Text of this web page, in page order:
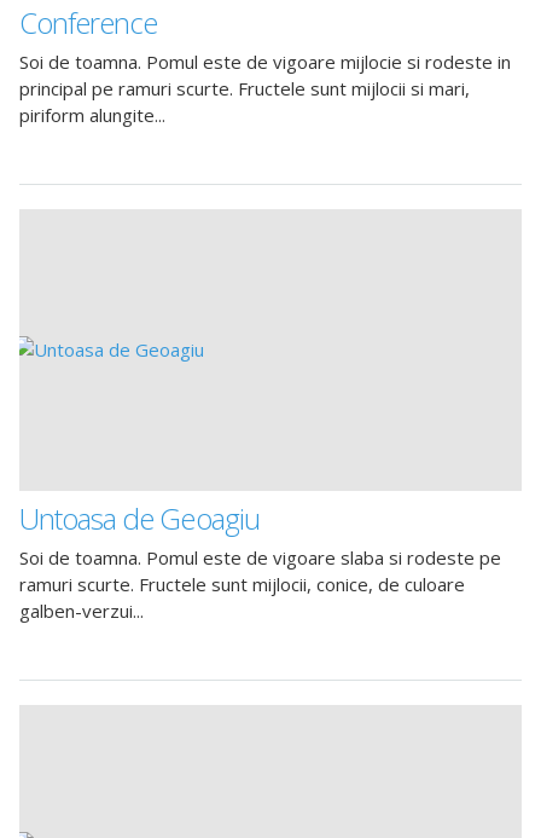
Conference
Soi de toamna. Pomul este de vigoare mijlocie si rodeste in
principal pe ramuri scurte. Fructele sunt mijlocii si mari,
piriform alungite...
Untoasa de Geoagiu
Soi de toamna. Pomul este de vigoare slaba si rodeste pe
ramuri scurte. Fructele sunt mijlocii, conice, de culoare
galben-verzui...